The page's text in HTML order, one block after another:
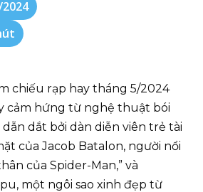
chiếu rạp hay tháng 5/2024
cảm hứng từ nghệ thuật bói
dắt bởi dàn diễn viên trẻ tài
của Jacob Batalon, người nổi
của Spider-Man,” và
một ngôi sao xinh đẹp từ